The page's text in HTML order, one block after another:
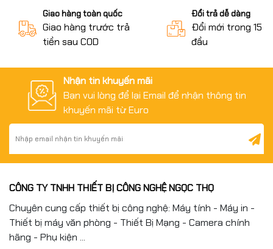
Giao hàng toàn quốc
Giao hàng trước trả
tiền sau COD
Đổi trả dễ dàng
Đổi mới trong 15
đầu
Nhận tin khuyến mãi
Bạn vui lòng để lại Email để nhận thông tin
khuyến mãi từ Euro
CÔNG TY TNHH THIẾT BỊ CÔNG NGHỆ NGỌC THỌ
Chuyên cung cấp thiết bị công nghệ: Máy tính - Máy in -
Thiết bị máy văn phòng - Thiết Bị Mạng - Camera chính
hãng - Phụ kiện ...